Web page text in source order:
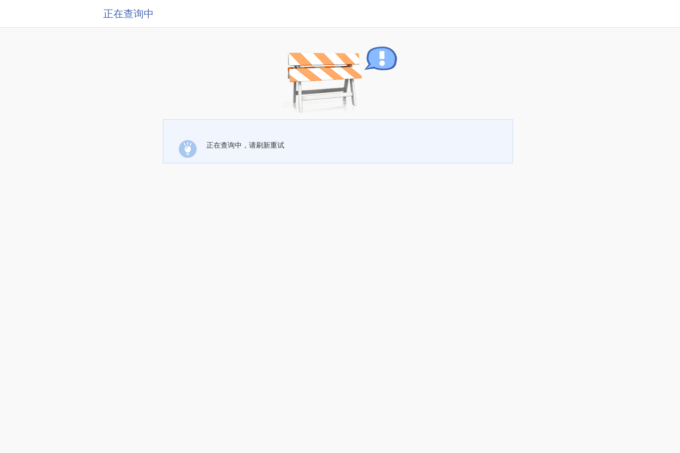
正在查询中
正在查询中，请刷新重试